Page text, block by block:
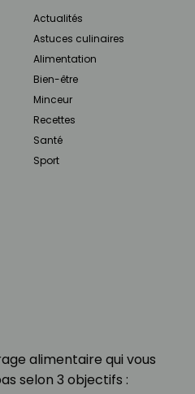
alimentaire qui vous
selon 3 objectifs :
Actualités
Astuces culinaires
Alimentation
Bien-être
Minceur
Recettes
Santé
Sport